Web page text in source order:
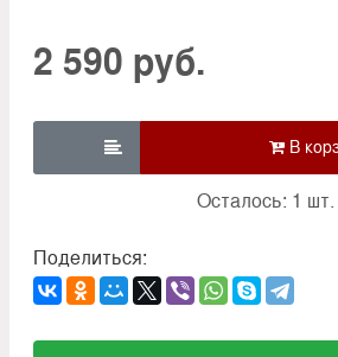
2 590 руб.

Осталось: 1 шт.
Поделиться: